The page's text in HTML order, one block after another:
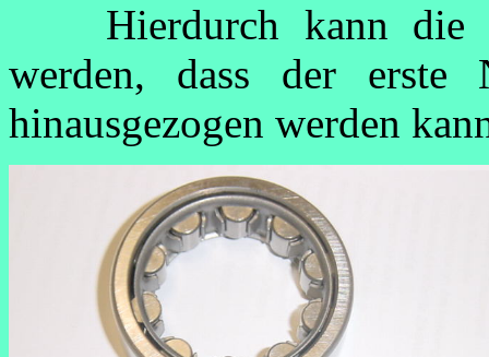
Hierdurch kann die
werden, dass der erste
hinausgezogen werden